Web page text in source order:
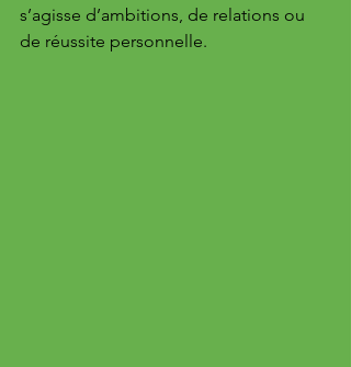
s’agisse d’ambitions, de relations ou
de réussite personnelle.